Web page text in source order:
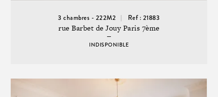
3 chambres - 222M2 Ref : 21883
rue Barbet de Jouy Paris 7ème
INDISPONIBLE